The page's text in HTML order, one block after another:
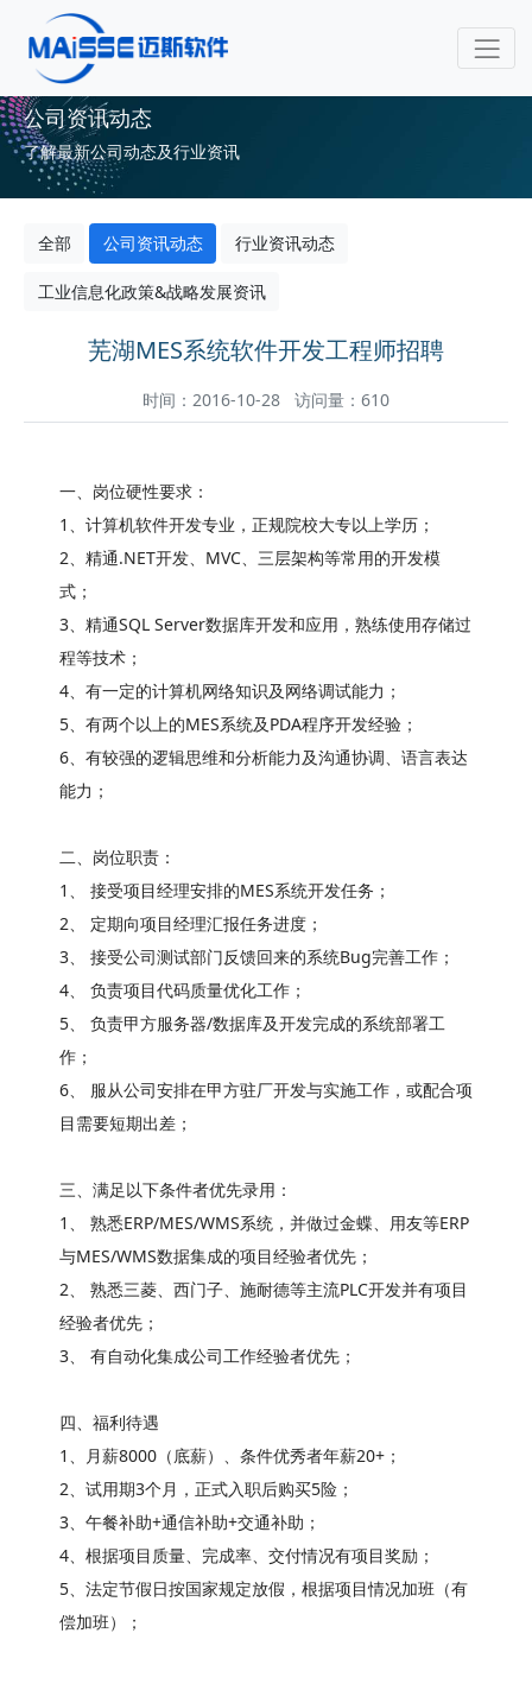
公司资讯动态
了解最新公司动态及行业资讯
全部 公司资讯动态 行业资讯动态
工业信息化政策&战略发展资讯
芜湖MES系统软件开发工程师招聘
时间：2016-10-28 访问量：610
一、岗位硬性要求：
1、计算机软件开发专业，正规院校大专以上学历；
2、精通.NET开发、MVC、三层架构等常用的开发模
式；
3、精通SQL Server数据库开发和应用，熟练使用存储过
程等技术；
4、有一定的计算机网络知识及网络调试能力；
5、有两个以上的MES系统及PDA程序开发经验；
6、有较强的逻辑思维和分析能力及沟通协调、语言表达
能力；
二、岗位职责：
1、 接受项目经理安排的MES系统开发任务；
2、 定期向项目经理汇报任务进度；
3、 接受公司测试部门反馈回来的系统Bug完善工作；
4、 负责项目代码质量优化工作；
5、 负责甲方服务器/数据库及开发完成的系统部署工
作；
6、 服从公司安排在甲方驻厂开发与实施工作，或配合项
目需要短期出差；
三、满足以下条件者优先录用：
1、 熟悉ERP/MES/WMS系统，并做过金蝶、用友等ERP
与MES/WMS数据集成的项目经验者优先；
2、 熟悉三菱、西门子、施耐德等主流PLC开发并有项目
经验者优先；
3、 有自动化集成公司工作经验者优先；
四、福利待遇
1、月薪8000（底薪）、条件优秀者年薪20+；
2、试用期3个月，正式入职后购买5险；
3、午餐补助+通信补助+交通补助；
4、根据项目质量、完成率、交付情况有项目奖励；
5、法定节假日按国家规定放假，根据项目情况加班（有
偿加班）；